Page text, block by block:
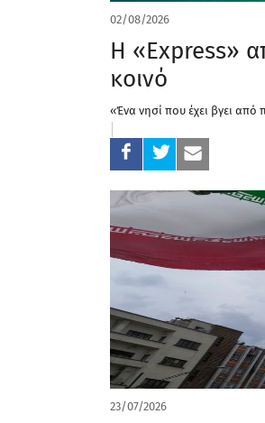
02/08/2026
Η «Express»
κοινό​​​​​​​​​​​
«Ένα νησί που έχει βγει από
23/07/2026